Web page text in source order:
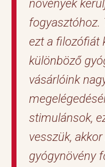
növények
fogyasztóhoz.
ezt a filozófiát
különböző
vásárlóink
stimulánsok,
vesszük,
gyógynövény